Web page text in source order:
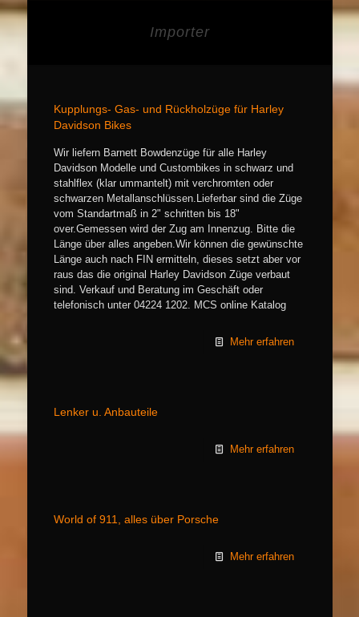
Importer
Kupplungs- Gas- und Rückholzüge für Harley
Davidson Bikes
Wir liefern Barnett Bowdenzüge für alle Harley
Davidson Modelle und Custombikes in schwarz und
stahlflex (klar ummantelt) mit verchromten oder
schwarzen Metallanschlüssen.Lieferbar sind die Züge
vom Standartmaß in 2" schritten bis 18"
over.Gemessen wird der Zug am Innenzug. Bitte die
Länge über alles angeben.Wir können die gewünschte
Länge auch nach FIN ermitteln, dieses setzt aber vor
raus das die original Harley Davidson Züge verbaut
sind. Verkauf und Beratung im Geschäft oder
telefonisch unter 04224 1202. MCS online Katalog
Mehr erfahren
Lenker u. Anbauteile
Mehr erfahren
World of 911, alles über Porsche
Mehr erfahren